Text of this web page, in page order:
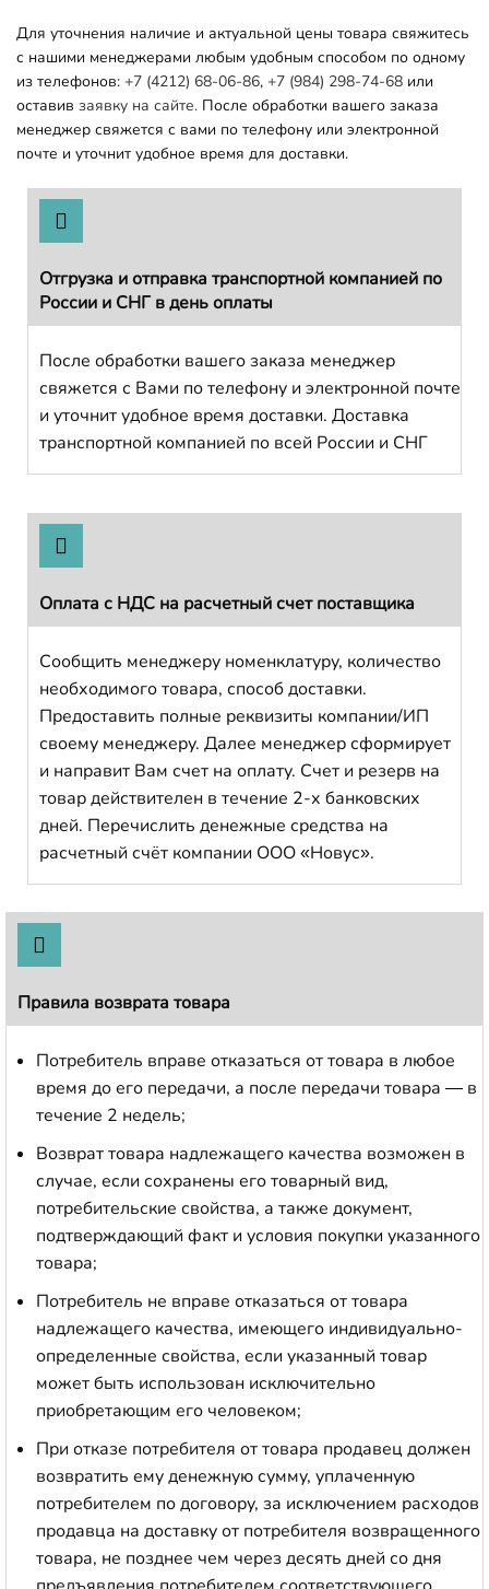
Для уточнения наличие и актуальной цены товара свяжитесь
с нашими менеджерами любым удобным способом по одному
из телефонов: +7 (4212) 68-06-86, +7 (984) 298-74-68 или
оставив заявку на сайте. После обработки вашего заказа
менеджер свяжется с вами по телефону или электронной
почте и уточнит удобное время для доставки.
Отгрузка и отправка транспортной компанией по
России и СНГ в день оплаты
После обработки вашего заказа менеджер
свяжется с Вами по телефону и электронной почте
и уточнит удобное время доставки. Доставка
транспортной компанией по всей России и СНГ
Оплата с НДС на расчетный счет поставщика
Сообщить менеджеру номенклатуру, количество
необходимого товара, способ доставки.
Предоставить полные реквизиты компании/ИП
своему менеджеру. Далее менеджер сформирует
и направит Вам счет на оплату. Счет и резерв на
товар действителен в течение 2-х банковских
дней. Перечислить денежные средства на
расчетный счёт компании ООО «Новус».
Правила возврата товара
Потребитель вправе отказаться от товара в любое
время до его передачи, а после передачи товара — в
течение 2 недель;
Возврат товара надлежащего качества возможен в
случае, если сохранены его товарный вид,
потребительские свойства, а также документ,
подтверждающий факт и условия покупки указанного
товара;
Потребитель не вправе отказаться от товара
надлежащего качества, имеющего индивидуально-
определенные свойства, если указанный товар
может быть использован исключительно
приобретающим его человеком;
При отказе потребителя от товара продавец должен
возвратить ему денежную сумму, уплаченную
потребителем по договору, за исключением расходов
продавца на доставку от потребителя возвращенного
товара, не позднее чем через десять дней со дня